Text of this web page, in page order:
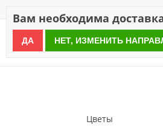
since 1999
Цветы
Вам необходима
ДА НЕТ, ИЗМЕНИТЬ